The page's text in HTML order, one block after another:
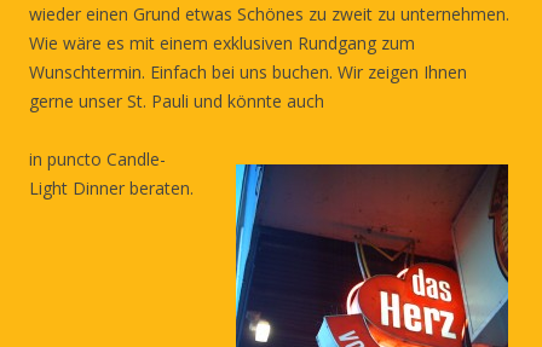
wieder einen Grund etwas Schönes zu zweit zu unternehmen.
Wie wäre es mit einem exklusiven Rundgang zum
Wunschtermin. Einfach bei uns buchen. Wir zeigen Ihnen
gerne unser St. Pauli und könnte auch
in puncto Candle-
Light Dinner beraten.